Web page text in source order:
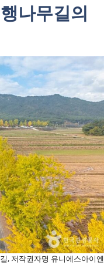
나무길의
, 저작권자명 유니에스아이엔